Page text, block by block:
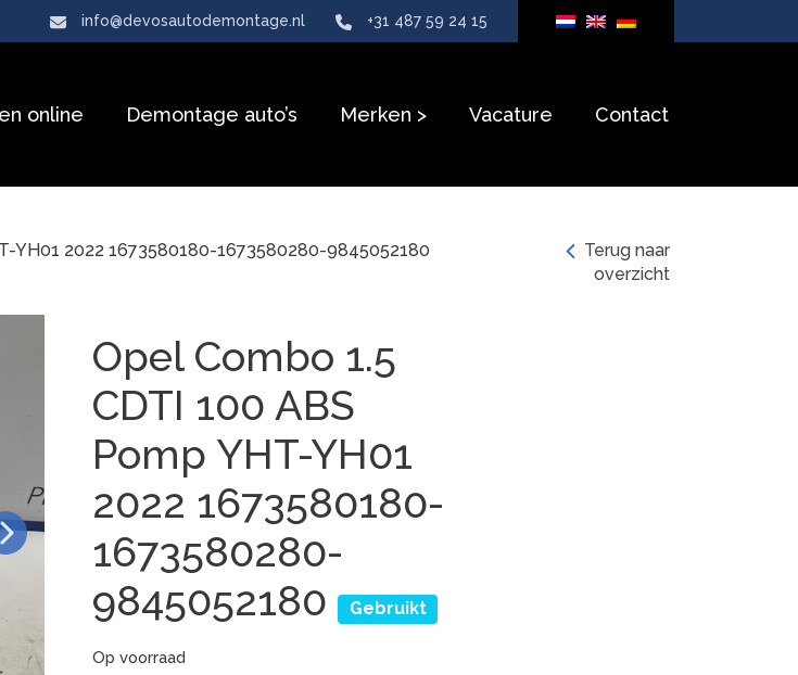
info@devosautodemontage.nl +31 487 59 24 15
online Demontage auto’s Merken Vacature Contact
YH01 2022 1673580180-1673580280-9845052180
Opel Combo 1.5
CDTI 100 ABS
Pomp YHT-YH01
2022 1673580180-
1673580280-
9845052180
Gebruikt
Terug naar
overzicht
Op voorraad